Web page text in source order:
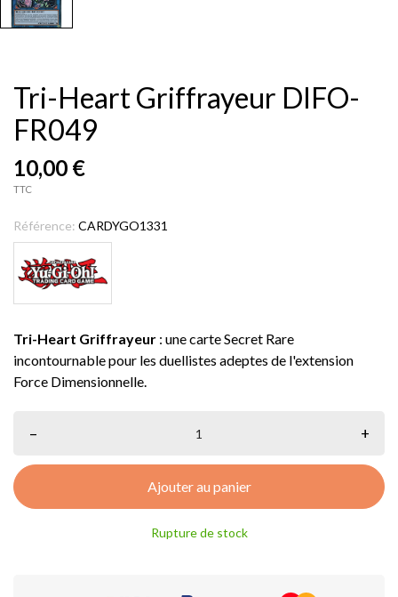
Tri-Heart Griffrayeur DIFO-
FR049
10,00 €
TTC
Référence: CARDYGO1331
Tri-Heart Griffrayeur : une carte Secret Rare
incontournable pour les duellistes adeptes de l'extension
Force Dimensionnelle.
– +
Ajouter au panier
Rupture de stock